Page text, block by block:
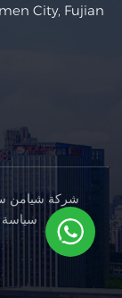
City, Fujian